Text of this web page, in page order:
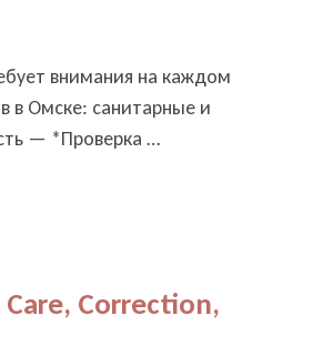
внимания на каждом
в Омске: санитарные и
— *Проверка …
Correction,